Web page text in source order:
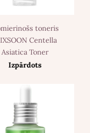
toneris
Centella
Asiatica Toner
Izpārdots